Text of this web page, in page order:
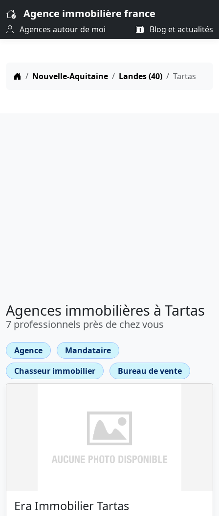
Agence immobilière france
Agences autour de moi Blog et actualités
Nouvelle-Aquitaine Landes (40) Tartas
Agences immobilières à Tartas
7 professionnels près de chez vous
Agence
Mandataire
Chasseur immobilier
Bureau de vente
Era Immobilier Tartas